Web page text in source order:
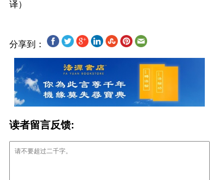
分享到：
读者留言反馈: